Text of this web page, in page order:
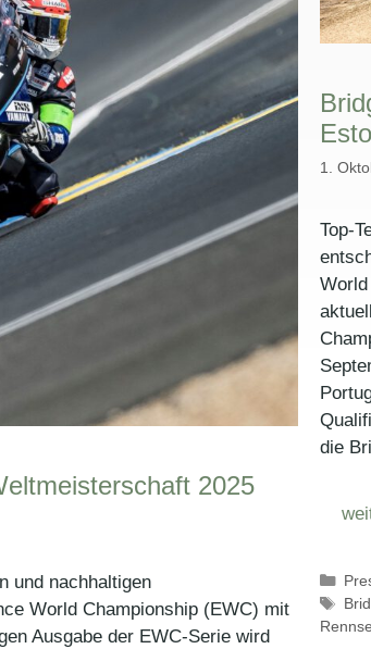
2025
und nachhaltigen
World Championship (EWC) mit
Ausgabe der EWC-Serie wird
1.
Top-
die